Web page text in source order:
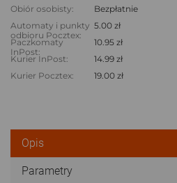
Obiór osobisty:
Bezpłatnie
Automaty i punkty
odbioru Pocztex:
5.00 zł
Paczkomaty
InPost:
10.95 zł
Kurier InPost:
14.99 zł
Kurier Pocztex:
19.00 zł
Opis
Parametry